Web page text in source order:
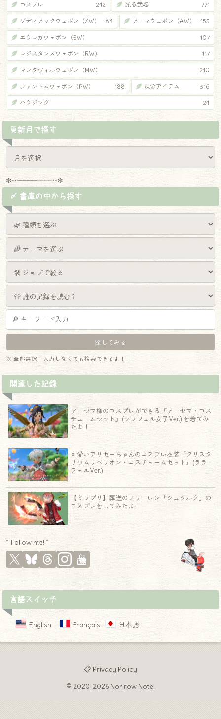
コスプレ 242 光る武器 771
ゾディアックウェポン（ZW） 88 アニマウェポン（AW） 153
エウレカウェポン（EW） 107
レジスタンスウェポン（RW） 117
マンダヴィルウェポン（MW） 210
ファントムウェポン（PW） 188 課金アイテム 316
ハウジング 24
更新月で探す
✼••┈┈┈┈┈┈┈┈┈••✼
〆 書庫の中から探す
※ 全部選択・入力しなくても検索できるよ！
関連した記録
アーゼマ様のコスプレができる『アーゼマ・コス
チュームセット』(ララフェル女子Ver.) を着てみ
たよ！
可愛いアリゼーちゃんのコスプレ衣装『クリスタ
リウムリベリオン・コスチュームセット』(ララ
フェルVer.)
【ミラプリ】葬送のフリーレン「シュタルク」の
コスプレをしてみたよ！
* Follow me! *
言語スイッチ
English Français 日本語
📋 Privacy Policy
© 2020-2026 Norirow Note.